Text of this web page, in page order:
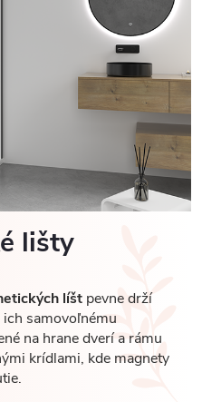
lišty
líšt pevne drží
samovoľnému
na hrane dverí a rámu
krídlami, kde magnety